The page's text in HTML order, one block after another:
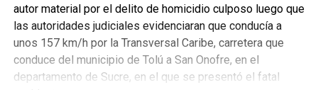
autor material por el delito de homicidio culposo luego que
las autoridades judiciales evidenciaran que conducía a
unos 157 km/h por la Transversal Caribe, carretera que
conduce del municipio de Tolú a San Onofre, en el
departamento de Sucre, en el que se presentó el fatal